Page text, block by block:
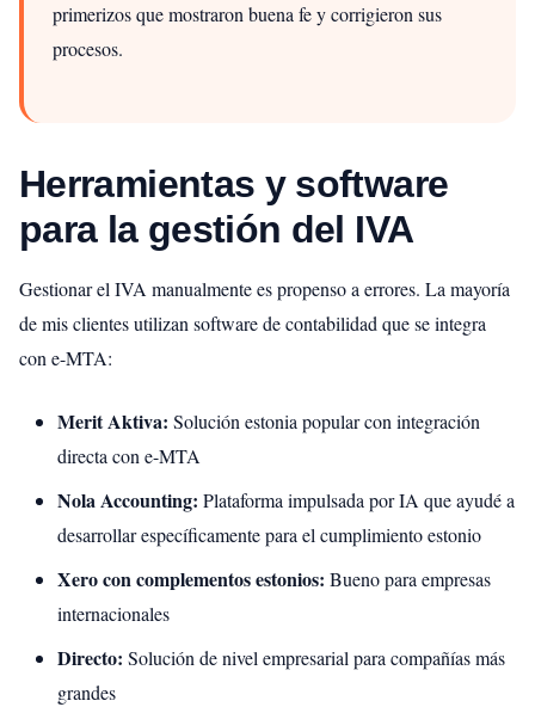
primerizos que mostraron buena fe y corrigieron sus
procesos.
Herramientas y software
para la gestión del IVA
Gestionar el IVA manualmente es propenso a errores. La mayoría
de mis clientes utilizan software de contabilidad que se integra
con e-MTA:
Merit Aktiva: Solución estonia popular con integración
directa con e-MTA
Nola Accounting: Plataforma impulsada por IA que ayudé a
desarrollar específicamente para el cumplimiento estonio
Xero con complementos estonios: Bueno para empresas
internacionales
Directo: Solución de nivel empresarial para compañías más
grandes